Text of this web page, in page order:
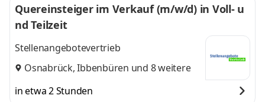
Quereinsteiger im Verkauf (m/w/d) in Voll- u
nd Teilzeit
Stellenangebotevertrieb
Osnabrück,Ibbenbüren und 8 weitere
in etwa 2 Stunden